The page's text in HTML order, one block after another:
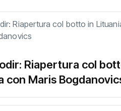
Riapertura col
con Maris